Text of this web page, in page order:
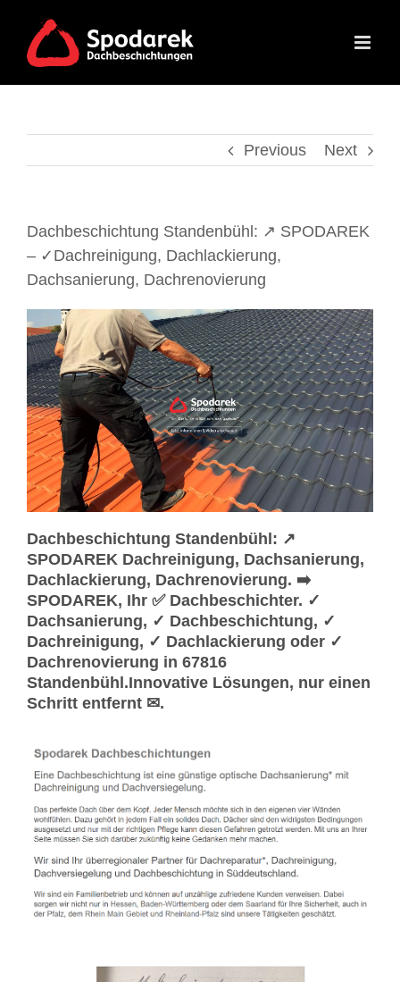
content
Previous Next
Dachbeschichtung Standenbühl: ↗️ SPODAREK
– ✓Dachreinigung, Dachlackierung,
Dachsanierung, Dachrenovierung
Dachbeschichtung Standenbühl: ↗️
SPODAREK Dachreinigung, Dachsanierung,
Dachlackierung, Dachrenovierung. ➡️
SPODAREK, Ihr ✅ Dachbeschichter. ✓
Dachsanierung, ✓ Dachbeschichtung, ✓
Dachreinigung, ✓ Dachlackierung oder ✓
Dachrenovierung in 67816
Standenbühl.Innovative Lösungen, nur einen
Schritt entfernt ✉.